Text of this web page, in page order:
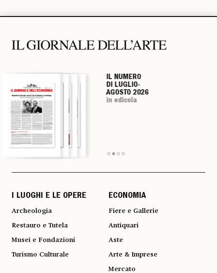
IL NUMERO
DI LUGLIO-
AGOSTO 2026
in edicola
IL NUMERO
DI LUGLIO-
AGOSTO 2026
in edicola
IL NUMERO
DI LUGLIO-
AGOSTO 2026
in edicola
IL NUMERO
DI LUGLIO-
AGOSTO 2026
in edicola
I LUOGHI E LE OPERE
Archeologia
Restauro e Tutela
Musei e Fondazioni
Turismo Culturale
ECONOMIA
Fiere e Gallerie
Antiquari
Aste
Arte & Imprese
Mercato